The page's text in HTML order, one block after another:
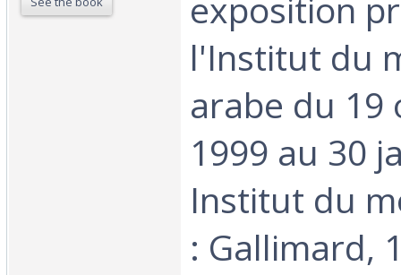
exposition
l'Institut du
arabe du 19
1999 au 30
Institut du
: Gallimard,